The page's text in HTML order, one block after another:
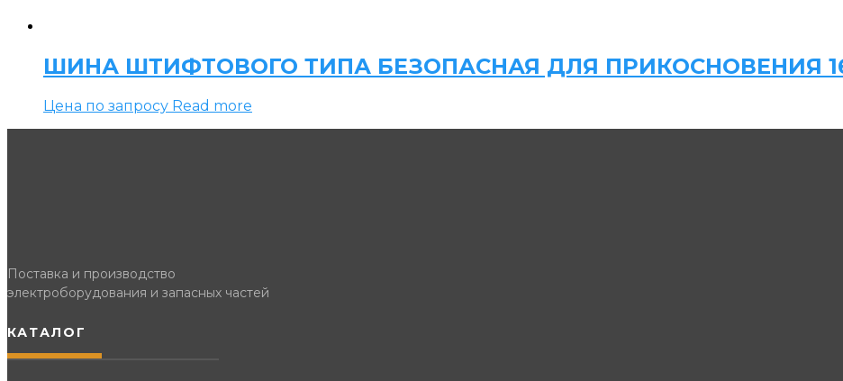
ШИНА ШТИФТОВОГО ТИПА БЕЗОПАСНАЯ ДЛЯ ПРИКОСНОВЕНИЯ
Цена по запросу Read more
Поставка и производство
электроборудования и запасных частей
КАТАЛОГ